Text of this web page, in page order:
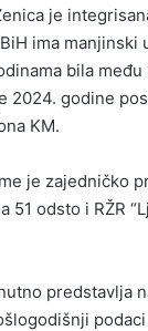
je
ima manjinski
bila među
2024. godine
KM.
je zajedničko
51 odsto i RŽR
predstavlja